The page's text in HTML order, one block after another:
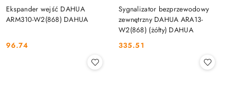
Ekspander wejść DAHUA
ARM310-W2(868) DAHUA
Cena:
96.74
Sygnalizator bezprzewodowy
zewnętrzny DAHUA ARA13-
W2(868) (żółty) DAHUA
Cena:
335.51